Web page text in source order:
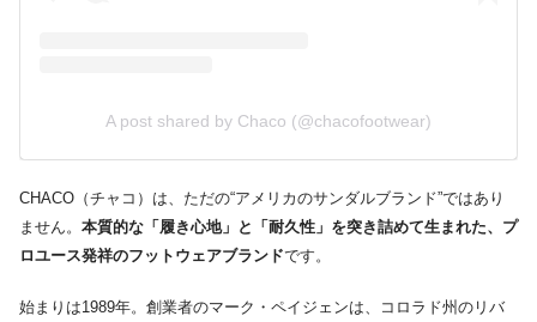
A post shared by Chaco (@chacofootwear)
CHACO（チャコ）は、ただの“アメリカのサンダルブランド”ではあり
ません。 本質的な「履き心地」と「耐久性」を突き詰めて生まれた、プ
ロユース発祥のフットウェアブランドです。
始まりは1989年。創業者のマーク・ペイジェンは、コロラド州のリバ